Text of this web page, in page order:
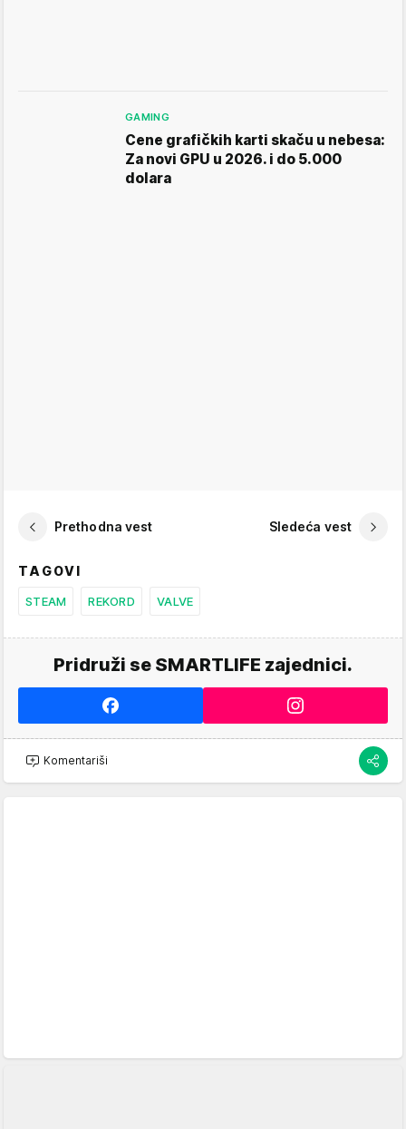
GAMING
Cene grafičkih karti skaču u nebesa:
Za novi GPU u 2026. i do 5.000
dolara
Prethodna vest Sledeća vest
TAGOVI
STEAM REKORD VALVE
Pridruži se SMARTLIFE zajednici.
Komentariši